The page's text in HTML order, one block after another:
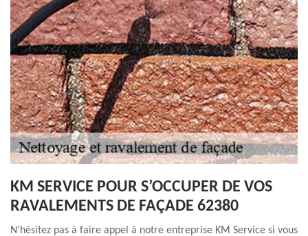
KM SERVICE POUR S’OCCUPER DE VOS
RAVALEMENTS DE FAÇADE 62380
N’hésitez pas à faire appel à notre entreprise KM Service si vous